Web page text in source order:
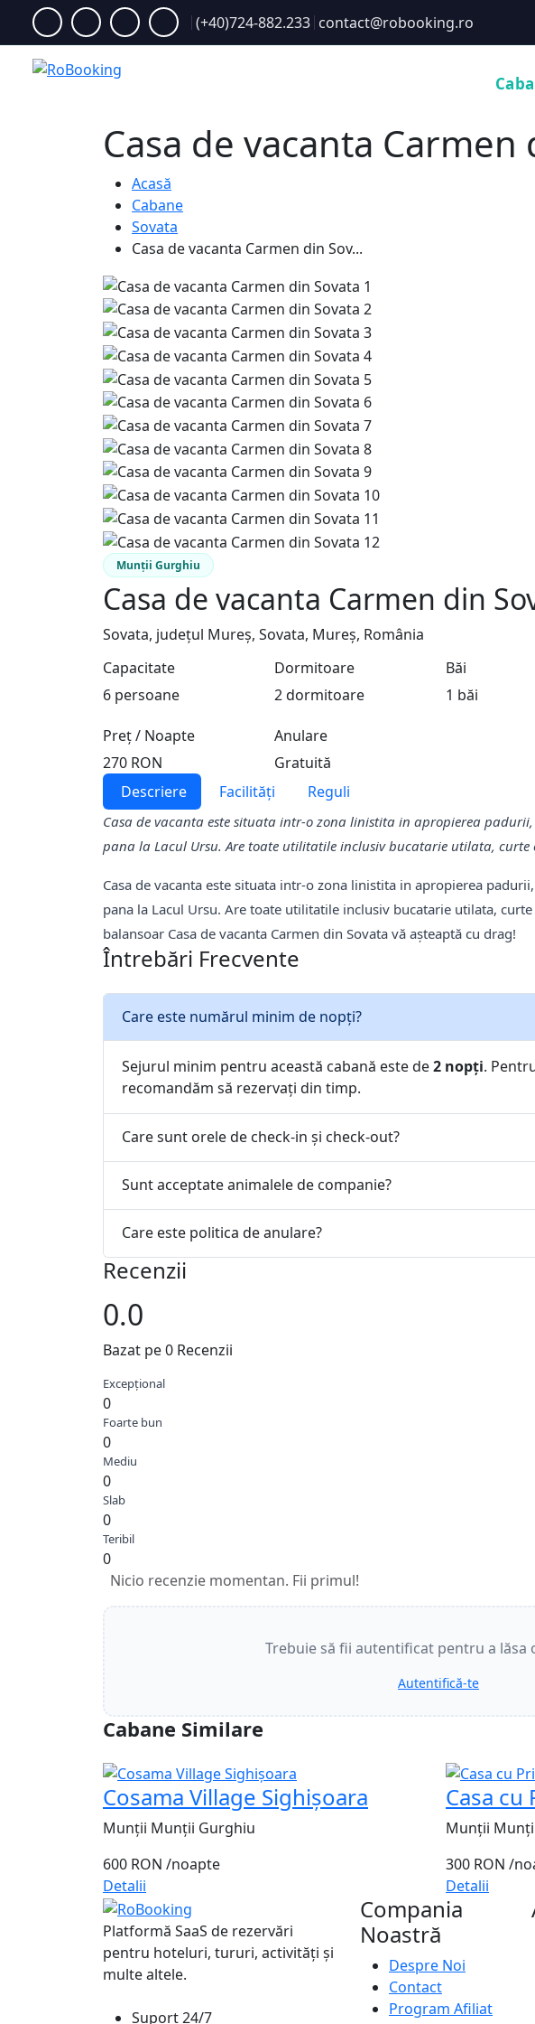
(+40)724-882.233 contact@robooking.ro
Casa de vacanta Carmen
Acasă
Cabane
Sovata
Casa de vacanta Carmen din Sov...
Munții Gurghiu
Casa de vacanta Carmen din
Sovata, județul Mureș, Sovata, Mureș, România
Capacitate
6 persoane
Dormitoare
2 dormitoare
Băi
1 băi
Preț / Noapte
270 RON
Anulare
Gratuită
Descriere
Facilități Reguli
Casa de vacanta este situata intr-o zona linistita in apropierea
pana la Lacul Ursu. Are toate utilitatile inclusiv bucatarie utilata,
Casa de vacanta este situata intr-o zona linistita in apropierea
pana la Lacul Ursu. Are toate utilitatile inclusiv bucatarie utilata,
balansoar Casa de vacanta Carmen din Sovata vă așteaptă cu drag!
Întrebări Frecvente
Care este numărul minim de nopți?
Sejurul minim pentru această cabană este de2 nopți.
recomandăm să rezervați din timp.
Care sunt orele de check-in și check-out?
Sunt acceptate animalele de companie?
Care este politica de anulare?
Recenzii
0.0
Bazat pe 0 Recenzii
Excepțional
0
Foarte bun
0
Mediu
0
Slab
0
Teribil
0
Nicio recenzie momentan. Fii primul!
Trebuie să fii autentificat pentru a lăsa
Autentifică-te
Cabane Similare
Cosama Village Sighișoara
Munții Munții Gurghiu
600 RON /noapte
Detalii
Casa cu
Munții
300 RON /
Detalii
Platformă SaaS de rezervări
pentru hoteluri, tururi, activități și
multe altele.
Suport 24/7
Compania
Noastră
Despre Noi
Contact
Program Afiliat